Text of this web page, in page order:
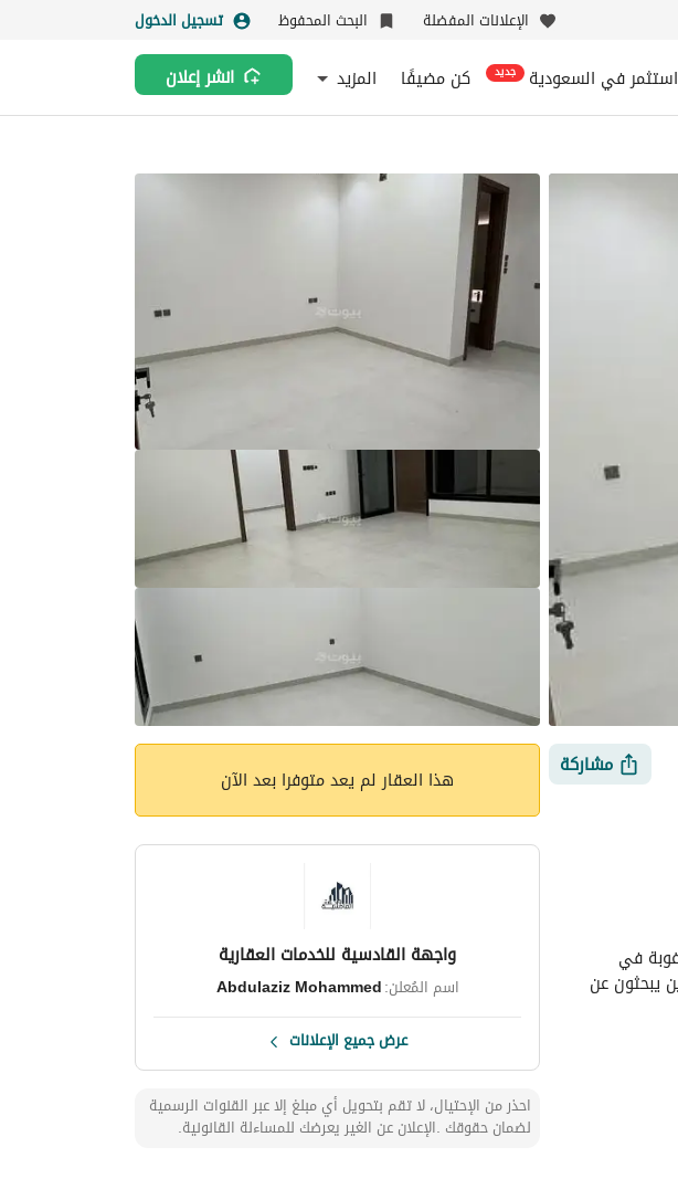
الإعلانات المفضلة البحث المحفوظ تسجيل الدخول
استثمر في السعودية جديد كن مضيفًا المزيد انشر إعلان
مشاركة هذا العقار لم يعد متوفرا بعد الآن
واجهة القادسية للخدمات العقارية
اسم المُعلن:Abdulaziz Mohammed
عرض جميع الإعلانات
احذر من الإحتيال، لا تقم بتحويل أي مبلغ إلا عبر القنوات الرسمية
لضمان حقوقك .الإعلان عن الغير يعرضك للمساءلة القانونية.